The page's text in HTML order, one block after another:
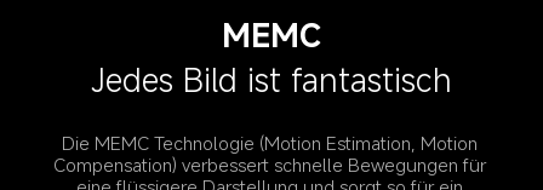
MEMC
Jedes Bild ist fantastisch
Die MEMC Technologie (Motion Estimation, Motion
Compensation) verbessert schnelle Bewegungen für